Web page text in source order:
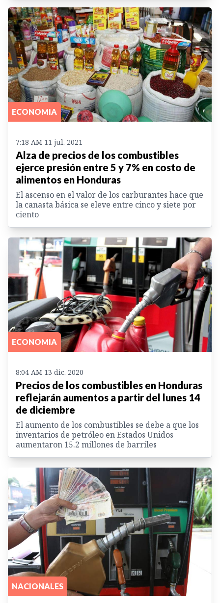
ECONOMIA
7:18 AM 11 jul. 2021
Alza de precios de los combustibles
ejerce presión entre 5 y 7% en costo de
alimentos en Honduras
El ascenso en el valor de los carburantes hace que
la canasta básica se eleve entre cinco y siete por
ciento
ECONOMIA
8:04 AM 13 dic. 2020
Precios de los combustibles en Honduras
reflejarán aumentos a partir del lunes 14
de diciembre
El aumento de los combustibles se debe a que los
inventarios de petróleo en Estados Unidos
aumentaron 15.2 millones de barriles
NACIONALES